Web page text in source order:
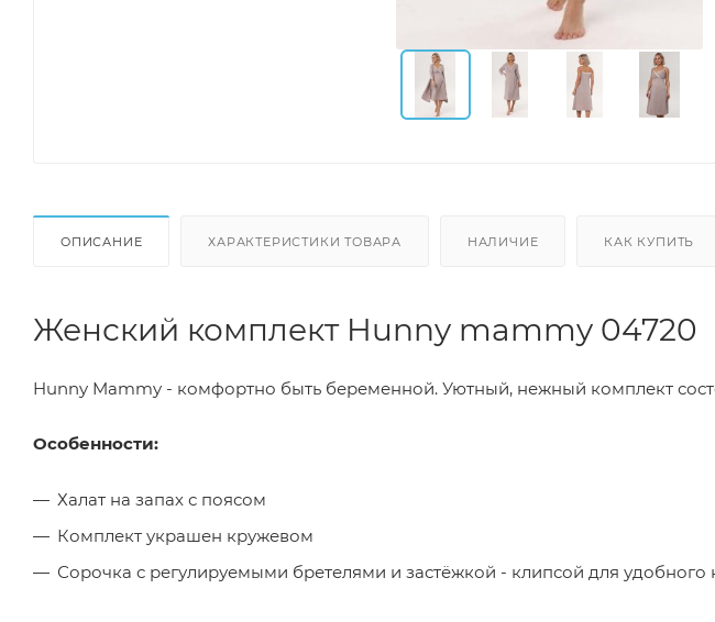
ОПИСАНИЕ ХАРАКТЕРИСТИКИ ТОВАРА НАЛИЧИЕ КАК КУПИТЬ
Женский комплект Hunny mammy 04720
Hunny Mammy - комфортно быть беременной. Уютный, нежный комплект
Особенности:
Халат на запах с поясом
Комплект украшен кружевом
Сорочка с регулируемыми бретелями и застёжкой - клипсой для удобного